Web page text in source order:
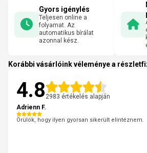
Gyors igénylés
Teljesen online a
folyamat. Az
automatikus bírálat
azonnal kész.
Korábbi vásárlóink véleménye a
4.8 2983 értékelés alapján
Adrienn F.
Örülök, hogy ilyen gyorsan sikerült elintéznem.